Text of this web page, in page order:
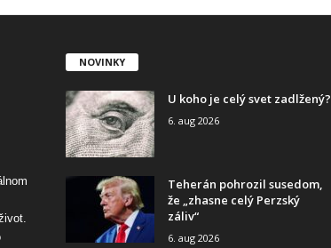
NOVINKY
U koho je celý svet zadlžený?
6. aug 2026
Teherán pohrozil susedom,
že „zhasne celý Perzský
záliv“
6. aug 2026